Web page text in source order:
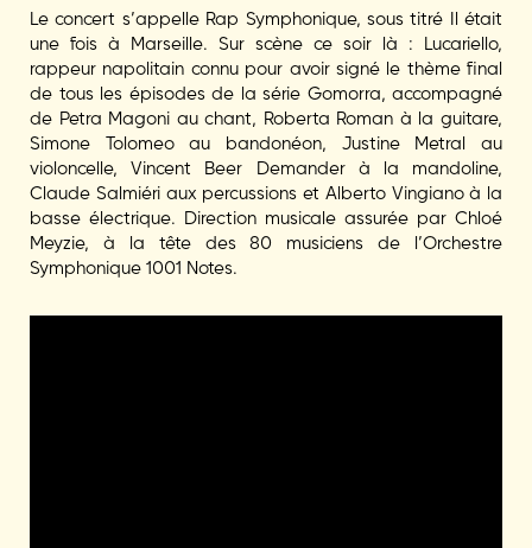
Le concert s’appelle Rap Symphonique, sous titré Il était
une fois à Marseille. Sur scène ce soir là : Lucariello,
rappeur napolitain connu pour avoir signé le thème final
de tous les épisodes de la série Gomorra, accompagné
de Petra Magoni au chant, Roberta Roman à la guitare,
Simone Tolomeo au bandonéon, Justine Metral au
violoncelle, Vincent Beer Demander à la mandoline,
Claude Salmiéri aux percussions et Alberto Vingiano à la
basse électrique. Direction musicale assurée par Chloé
Meyzie, à la tête des 80 musiciens de l’Orchestre
Symphonique 1001 Notes.